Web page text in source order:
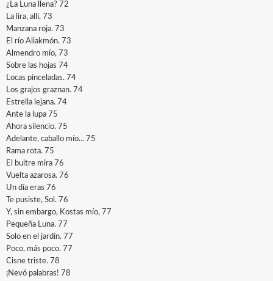
¿La Luna llena? 72
La lira, allí, 73
Manzana roja. 73
El río Aliakmón. 73
Almendro mío, 73
Sobre las hojas 74
Locas pinceladas. 74
Los grajos graznan. 74
Estrella lejana. 74
Ante la lupa 75
Ahora silencio. 75
Adelante, caballo mío... 75
Rama rota. 75
El buitre mira 76
Vuelta azarosa. 76
Un día eras 76
Te pusiste, Sol. 76
Y, sin embargo, Kostas mío, 77
Pequeña Luna. 77
Solo en el jardín. 77
Poco, más poco. 77
Cisne triste. 78
¡Nevó palabras! 78